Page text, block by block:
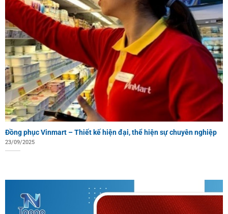
Đồng phục Vinmart – Thiết kế hiện đại, thể hiện sự chuyên nghiệp
23/09/2025